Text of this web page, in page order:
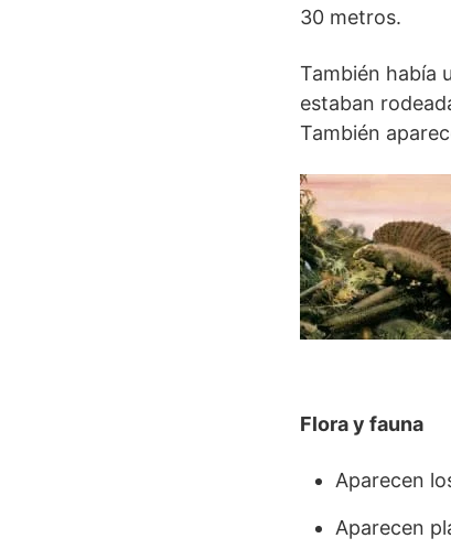
30 metros.
También había
estaban
También
Flora y fauna
Aparecen
Aparecen